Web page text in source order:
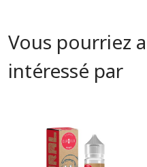
Vous pourriez
intéressé par